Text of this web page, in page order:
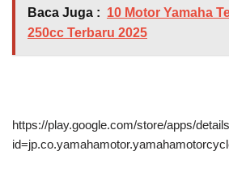
Baca Juga : 10 Motor Yamaha
250cc Terbaru 2025
https://play.google.com/store/apps/